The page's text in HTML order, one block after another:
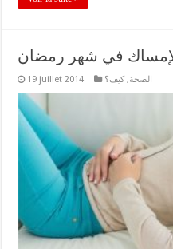
في شهر رمضان
19 juillet 2014 الصحة, كيف؟